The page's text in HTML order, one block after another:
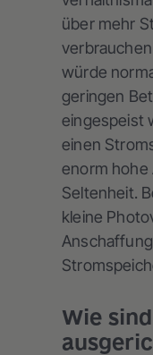
über mehr
würde
geringen
eingespeist
einen
enorm hohe
Seltenheit.
kleine
Wie